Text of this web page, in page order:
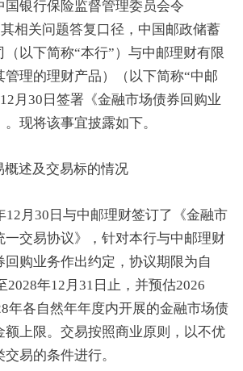
国银行保险监督管理委员会令
其相关问题答复口径，中国邮政储蓄
以下简称“本行”）与中邮理财有限
理的理财产品）（以下简称“中邮
月30日签署《金融市场债券回购业
现将该事宜披露如下。
概述及交易标的情况
12月30日与中邮理财签订了《金融市
一交易协议》，针对本行与中邮理财
回购业务作出约定，协议期限为自
2028年12月31日止，并预估2026
年各自然年年度内开展的金融市场债
额上限。交易按照商业原则，以不优
易的条件进行。